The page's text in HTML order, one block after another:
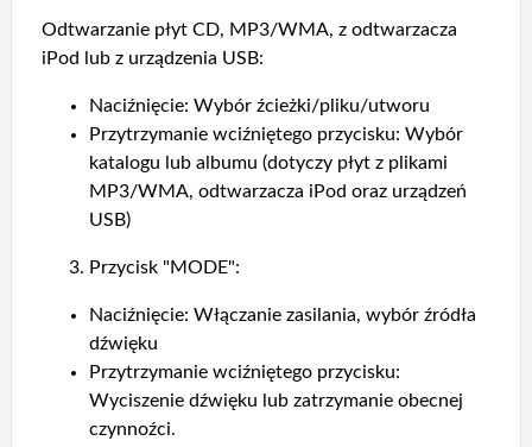
Odtwarzanie płyt CD, MP3/WMA, z odtwarzacza
iPod lub z urządzenia USB:
Naciźnięcie: Wybór źcieżki/pliku/utworu
Przytrzymanie wciźniętego przycisku: Wybór
katalogu lub albumu (dotyczy płyt z plikami
MP3/WMA, odtwarzacza iPod oraz urządzeń
USB)
Przycisk "MODE":
Naciźnięcie: Włączanie zasilania, wybór źródła
dźwięku
Przytrzymanie wciźniętego przycisku:
Wyciszenie dźwięku lub zatrzymanie obecnej
czynnoźci.